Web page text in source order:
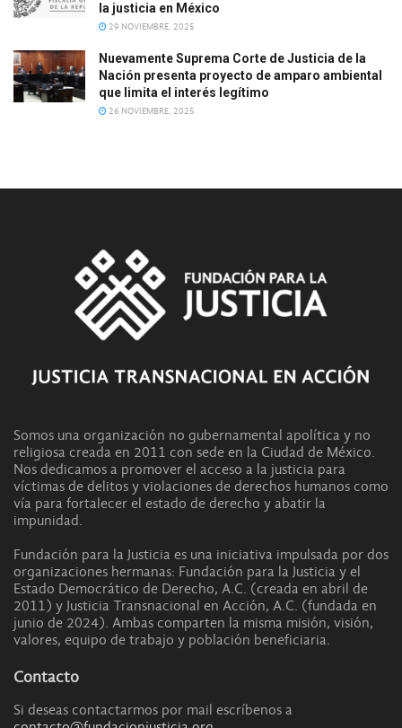
la justicia en México
29 NOVIEMBRE, 2025
Nuevamente Suprema Corte de Justicia de la
Nación presenta proyecto de amparo ambiental
que limita el interés legítimo
26 NOVIEMBRE, 2025
Somos una organización no gubernamental apolítica y no
religiosa creada en 2011 con sede en la Ciudad de México.
Nos dedicamos a promover el acceso a la justicia para
víctimas de delitos y violaciones de derechos humanos como
vía para fortalecer el estado de derecho y abatir la
impunidad.
Fundación para la Justicia es una iniciativa impulsada por dos
organizaciones hermanas: Fundación para la Justicia y el
Estado Democrático de Derecho, A.C. (creada en abril de
2011) y Justicia Transnacional en Acción, A.C. (fundada en
junio de 2024). Ambas comparten la misma misión, visión,
valores, equipo de trabajo y población beneficiaria.
Contacto
Si deseas contactarmos por mail escríbenos a